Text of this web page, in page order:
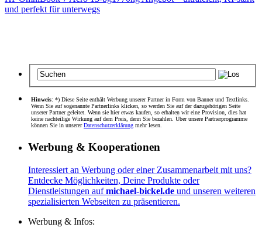
und perfekt für unterwegs
Hinweis: *) Diese Seite enthält Werbung unserer Partner in Form von Banner und Textlinks.
Wenn Sie auf sogenannte Partnerlinks klicken, so werden Sie auf der dazugehörigen Seite
unserer Partner geleitet. Wenn sie hier etwas kaufen, so erhalten wir eine Provision, dies hat
keine nachteilige Wirkung auf dem Preis, denn Sie bezahlen. Über unsere Partnerprogramme
können Sie in unsererDatenschutzerklärung mehr lesen.
Werbung & Kooperationen
Interessiert an Werbung oder einer Zusammenarbeit mit uns?
Entdecke Möglichkeiten, Deine Produkte oder
Dienstleistungen aufmichael-bickel.de und unseren weiteren
spezialisierten Webseiten zu präsentieren.
Werbung & Infos: